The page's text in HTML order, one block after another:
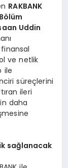
RAKBANK
ölüm
Uddin
ve netlik
ile
süreçlerini
ileri
daha
sağlanacak